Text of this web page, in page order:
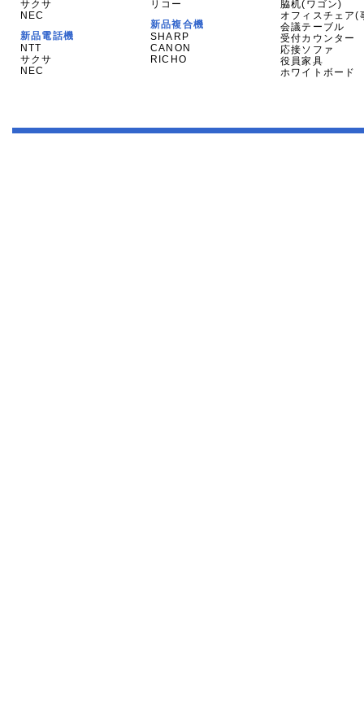
サクサ
NEC
新品電話機
NTT
サクサ
NEC
リコー
新品複合機
SHARP
CANON
RICHO
脇机(ワゴン)
オフィスチェア(
会議テーブル
受付カウンター
応接ソファ
役員家具
ホワイトボード